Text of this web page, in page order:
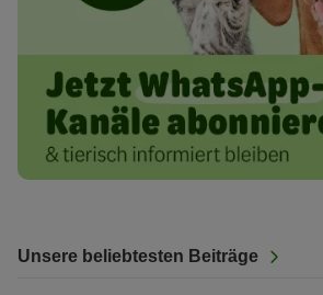
Unsere beliebtesten Beiträge